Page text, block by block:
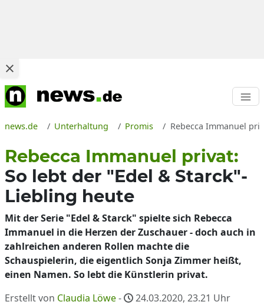
news.de Unterhaltung Promis Rebecca Immanuel
Rebecca Immanuel privat:
So lebt der "Edel & Starck"-
Liebling heute
Mit der Serie "Edel & Starck" spielte sich Rebecca
Immanuel in die Herzen der Zuschauer - doch auch in
zahlreichen anderen Rollen machte die
Schauspielerin, die eigentlich Sonja Zimmer heißt,
einen Namen. So lebt die Künstlerin privat.
Erstellt von Claudia Löwe- 24.03.2020, 23.21 Uhr